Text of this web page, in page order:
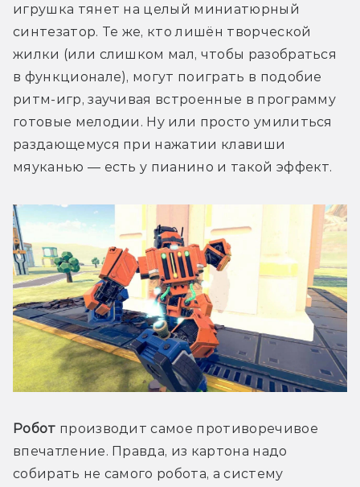
игрушка тянет на целый миниатюрный
синтезатор. Те же, кто лишён творческой
жилки (или слишком мал, чтобы разобраться
в функционале), могут поиграть в подобие
ритм-игр, заучивая встроенные в программу
готовые мелодии. Ну или просто умилиться
раздающемуся при нажатии клавиши
мяуканью — есть у пианино и такой эффект.
Робот производит самое противоречивое
впечатление. Правда, из картона надо
собирать не самого робота, а систему